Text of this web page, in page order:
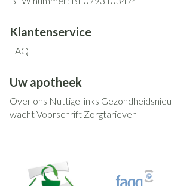
Klantenservice
FAQ
Uw apotheek
Over ons Nuttige links
wachtVoorschrift Zorgtarieven